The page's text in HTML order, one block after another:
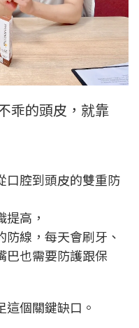
乖的頭皮，就靠
腔到頭皮的雙重防
高，
線，每天會刷牙、
巴也需要防護跟保
個關鍵缺口。